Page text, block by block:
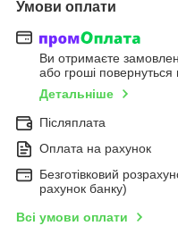
Умови оплати
Ви отримаєте
або гроші повернуться
Детальніше
Післяплата
Оплата на рахунок
Безготівковий
рахунок банку)
Всі умови оплати